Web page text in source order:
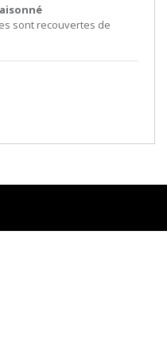
sont recouvertes de